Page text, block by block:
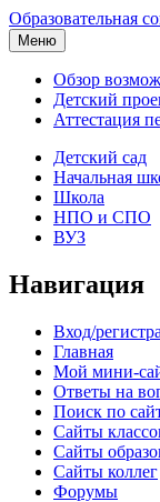
Образовательная
Меню
Обзор
Детский
Аттестация
Детский сад
Начальная
Школа
НПО и СПО
ВУЗ
Навигация
Вход/
Главная
Мой мини-
Ответы на
Поиск по
Сайты
Сайты
Сайты коллег
Форумы